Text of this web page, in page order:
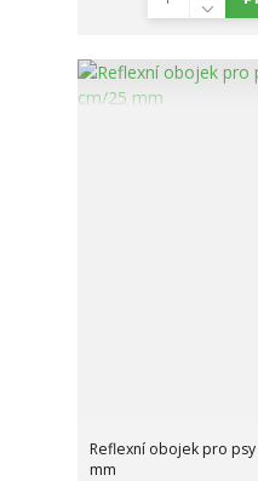
Reflexní obojek pro
mm